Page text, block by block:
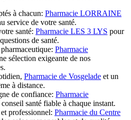
à chacun: Pharmacie LORRAINE
service de votre santé.
santé: Pharmacie LES 3 LYS pour
de santé.
Pharmacie
sélection exigeante de nos
Pharmacie de Vosgelade et un
à distance.
de confiance: Pharmacie
santé fiable à chaque instant.
professionnel: Pharmacie du Centre